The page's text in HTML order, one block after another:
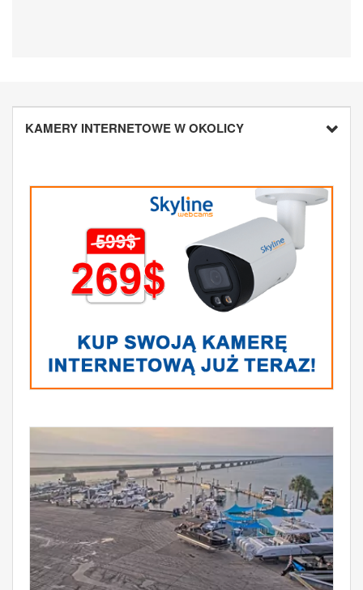
KAMERY INTERNETOWE W OKOLICY